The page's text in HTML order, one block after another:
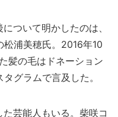
ついて明かしたのは、
松浦美穂氏。2016年10
髪の毛はドネーション
グラムで言及した。
芸能人もいる。柴咲コ